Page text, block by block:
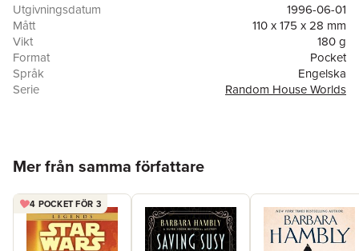
Utgivningsdatum
1996-06-01
Mått
110 x 175 x 28 mm
Vikt
180 g
Format
Pocket
Språk
Engelska
Serie
Random House Worlds
Mer från samma författare
4 POCKET FÖR 3